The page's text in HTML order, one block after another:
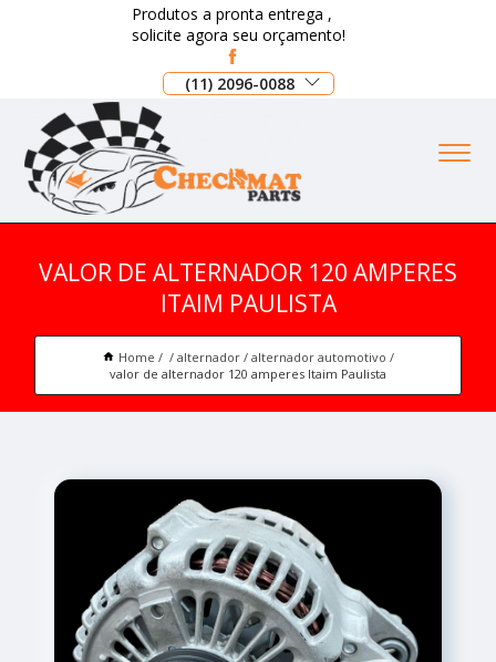
Produtos a pronta entrega ,
solicite agora seu orçamento!
(11) 2096-0088
VALOR DE ALTERNADOR 120 AMPERES
ITAIM PAULISTA
Home alternador
alternador automotivo
valor de alternador 120 amperes Itaim Paulista